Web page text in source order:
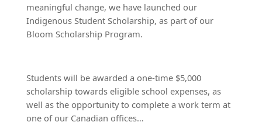
meaningful change, we have launched our
Indigenous Student Scholarship, as part of our
Bloom Scholarship Program.
Students will be awarded a one-time $5,000
scholarship towards eligible school expenses, as
well as the opportunity to complete a work term at
one of our Canadian offices…